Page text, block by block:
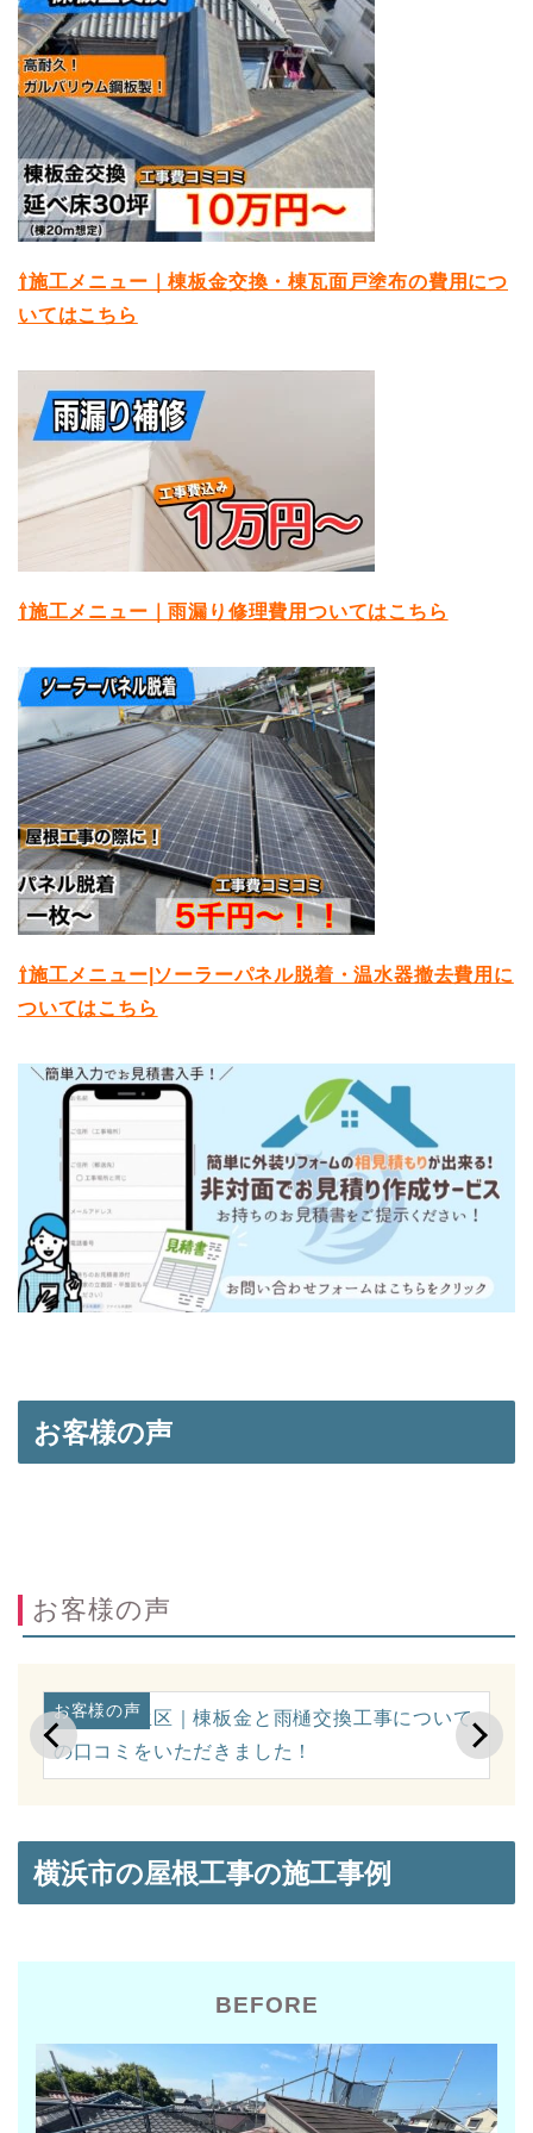
⇧施工メニュー｜棟板金交換・棟瓦面戸塗布の費用につ
いてはこちら
⇧施工メニュー｜雨漏り修理費用ついてはこちら
⇧施工メニュー|ソーラーパネル脱着・温水器撤去費用に
ついてはこちら
お客様の声
お客様の声
お客様の声
川崎市麻生区｜棟板金と雨樋交換工事について
の口コミをいただきました！
横浜市の屋根工事の施工事例
BEFORE